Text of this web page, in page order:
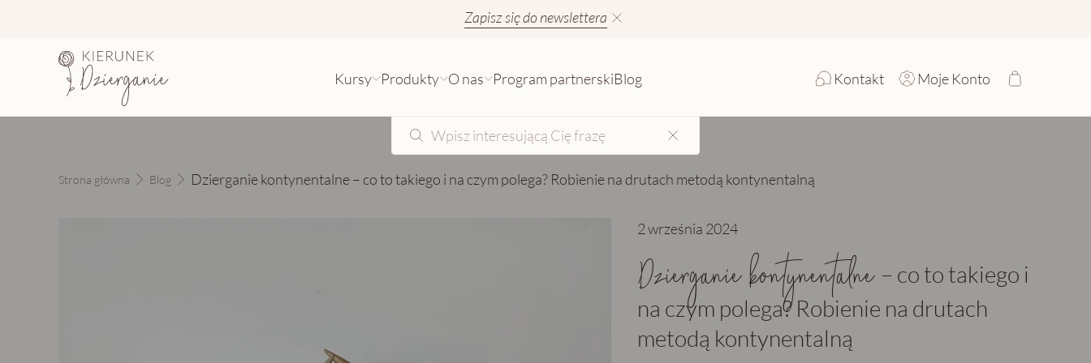
Zapisz się do newslettera
Kursy Produkty O nas Program partnerskiBlog Kontakt Moje Konto
Strona główna Blog Dzierganie kontynentalne – co to takiego i na czym polega? Robienie na drutach metodą kontynentalną
2 września 2024
Dzierganie kontynentalne – co to takiego i
na czym polega? Robienie na drutach
metodą kontynentalną